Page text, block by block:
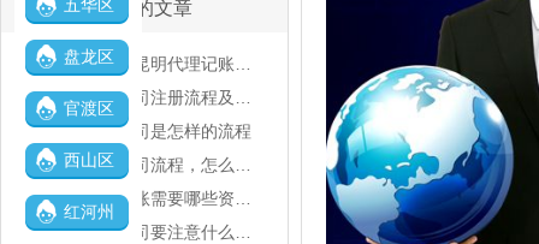
五华区
盘龙区
官渡区
西山区
红河州
最新的文章
如何选云南昆明代理记账公司呢？
云南昆明公司注册流程及所需准备的资料
昆明注册公司是怎样的流程
昆明注册公司流程，怎么注册公司？
昆明代理记账需要哪些资料？公司的那些章都有什么作用？
昆明注册公司要注意什么？经营范围填写